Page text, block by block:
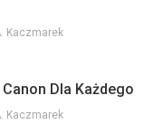
Kaczmarek
Dla Każdego
Kaczmarek